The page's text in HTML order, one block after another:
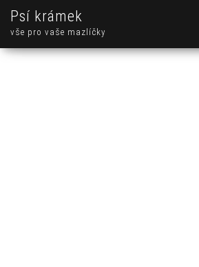
Psí krámek
vše pro vaše mazlíčky